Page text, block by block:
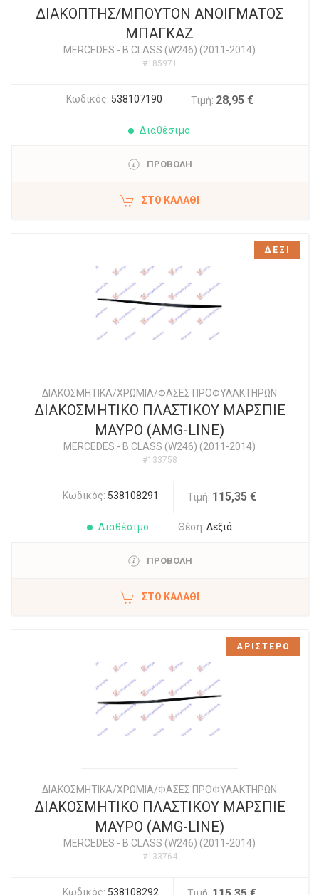
ΔΙΑΚΟΠΤΗΣ/ΜΠΟΥΤΟΝ ΑΝΟΙΓΜΑΤΟΣ
ΜΠΑΓΚΑΖ
MERCEDES - B CLASS (W246) (2011-2014)
#185971
Κωδικός: 538107190 Τιμή: 28,95 €
Διαθέσιμο
ΠΡΟΒΟΛΗ
ΣΤΟ ΚΑΛΆΘΙ
ΔΙΑΚΟΣΜΗΤΙΚΑ/ΧΡΩΜΙΑ/ΦΑΣΕΣ ΠΡΟΦΥΛΑΚΤΗΡΩΝ
ΔΙΑΚΟΣΜΗΤΙΚΟ ΠΛΑΣΤΙΚΟΥ ΜΑΡΣΠΙΕ
ΜΑΥΡΟ (AMG-LINE)
MERCEDES - B CLASS (W246) (2011-2014)
#133758
Κωδικός: 538108291 Τιμή: 115,35 €
Διαθέσιμο Θέση: Δεξιά
ΠΡΟΒΟΛΗ
ΣΤΟ ΚΑΛΆΘΙ
ΔΕΞΙ
ΔΙΑΚΟΣΜΗΤΙΚΑ/ΧΡΩΜΙΑ/ΦΑΣΕΣ ΠΡΟΦΥΛΑΚΤΗΡΩΝ
ΔΙΑΚΟΣΜΗΤΙΚΟ ΠΛΑΣΤΙΚΟΥ ΜΑΡΣΠΙΕ
ΜΑΥΡΟ (AMG-LINE)
MERCEDES - B CLASS (W246) (2011-2014)
#133764
Κωδικός: 538108292
ΑΡΙΣΤΕΡΟ